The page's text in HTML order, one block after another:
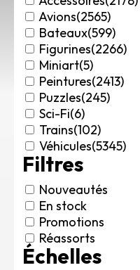
Rechercher des produits...
Mon panier 0
0,00€
Connexion / Inscription
Véhicules
Avions
Bateaux
Trains
Figurines
Accessoires
Puzzles
Carte cadeau
Maquette par marque
Avions(2565)
Bateaux(599)
Figurines(2266)
Miniart(5)
Peintures(2413)
Puzzles(245)
Sci-Fi(6)
Trains(102)
Véhicules(5345)
Filtres
Nouveautés
En stock
Promotions
Réassorts
Échelles